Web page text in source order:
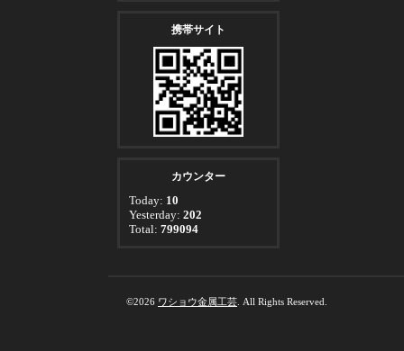
携帯サイト
カウンター
Today: 10
Yesterday: 202
Total: 799094
©2026 ワショウ金属工芸 . All Rights Reserved.